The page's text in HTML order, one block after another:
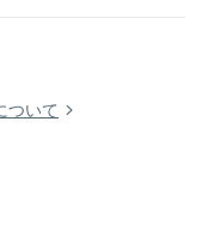
ついて